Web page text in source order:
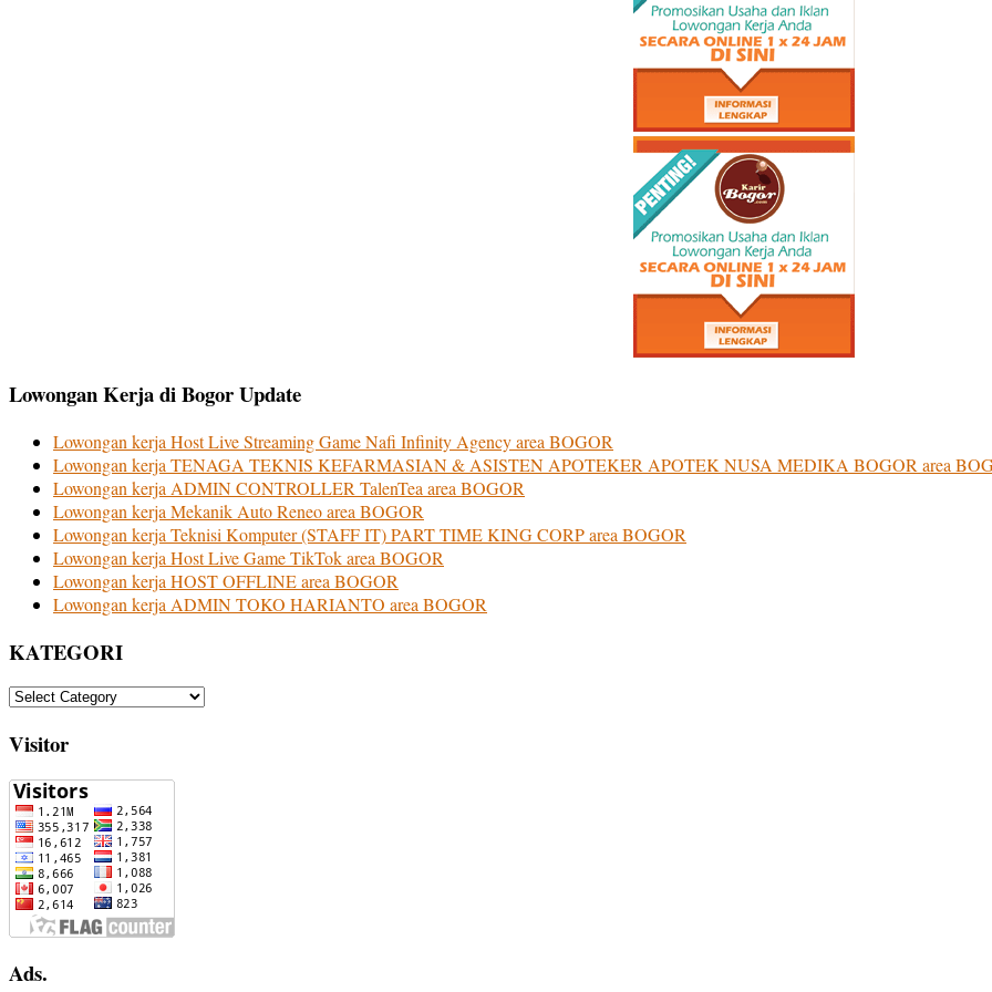
Lowongan Kerja di Bogor Update
Lowongan kerja Host Live Streaming Game Nafi Infinity Agency area BOGOR
Lowongan kerja TENAGA TEKNIS KEFARMASIAN & ASISTEN APOTEKER APOTEK NUSA MEDIKA BOGOR area
Lowongan kerja ADMIN CONTROLLER TalenTea area BOGOR
Lowongan kerja Mekanik Auto Reneo area BOGOR
Lowongan kerja Teknisi Komputer (STAFF IT) PART TIME KING CORP area BOGOR
Lowongan kerja Host Live Game TikTok area BOGOR
Lowongan kerja HOST OFFLINE area BOGOR
Lowongan kerja ADMIN TOKO HARIANTO area BOGOR
KATEGORI
KATEGORI
Visitor
Ads.